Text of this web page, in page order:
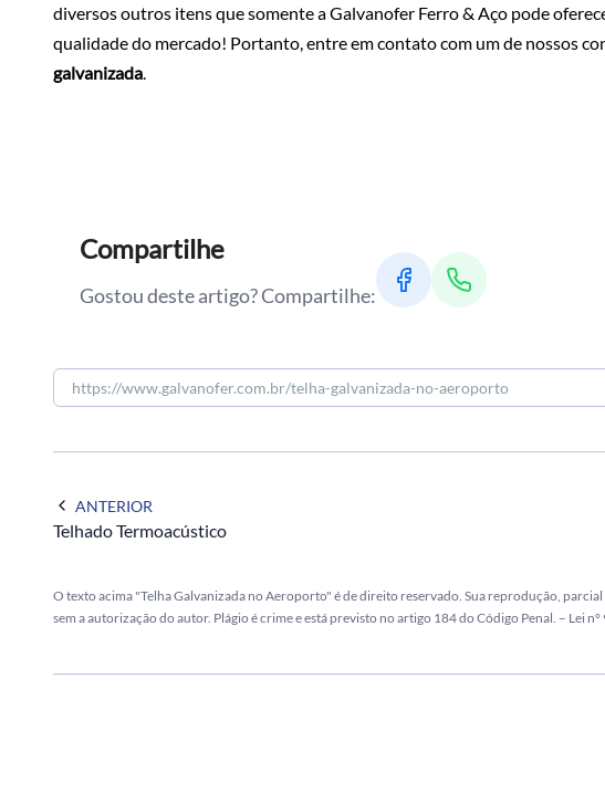
diversos outros itens que somente a Galvanofer Ferro & Aço pode
qualidade do mercado! Portanto, entre em contato com um de nossos
galvanizada.
Compartilhe
Gostou deste artigo? Compartilhe:
ANTERIOR
Telhado Termoacústico
O texto acima "Telha Galvanizada no Aeroporto" é de direito reservado. Sua reprodução,
sem a autorização do autor. Plágio é crime e está previsto no artigo 184 do Código Penal. – Lei